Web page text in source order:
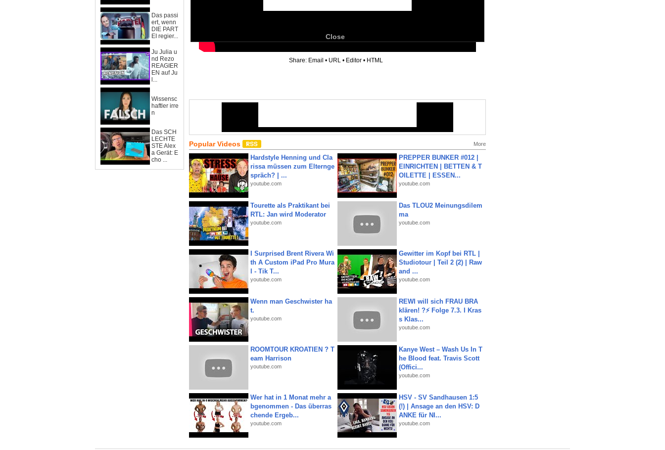
Das passi
ert, wenn
DIE PART
EI regier...
Ju Julia u
nd Rezo
REAGIER
EN auf Ju
l...
Wissensc
haftler irre
n
Das SCH
LECHTE
STE Alex
a Gerät: E
cho ...
Close
Share: Email • URL • Editor • HTML
Popular Videos More
Hardstyle Henning und Cla
rissa müssen zum Elternge
spräch? | ...
youtube.com
PREPPER BUNKER #012 |
EINRICHTEN | BETTEN & T
OILETTE | ESSEN...
youtube.com
Tourette als Praktikant bei
RTL: Jan wird Moderator
youtube.com
Das TLOU2 Meinungsdilem
ma
youtube.com
I Surprised Brent Rivera Wi
th A Custom iPad Pro Mura
l - Tik T...
youtube.com
Gewitter im Kopf bei RTL |
Studiotour | Teil 2 (2) | Raw
and ...
youtube.com
Wenn man Geschwister ha
t.
youtube.com
REWI will sich FRAU BRA
klären! ?⚡️ Folge 7.3. I Kras
s Klas...
youtube.com
ROOMTOUR KROATIEN ? T
eam Harrison
youtube.com
Kanye West – Wash Us In T
he Blood feat. Travis Scott
(Offici...
youtube.com
Wer hat in 1 Monat mehr a
bgenommen - Das überras
chende Ergeb...
youtube.com
HSV - SV Sandhausen 1:5
(!) | Ansage an den HSV: D
ANKE für NI...
youtube.com